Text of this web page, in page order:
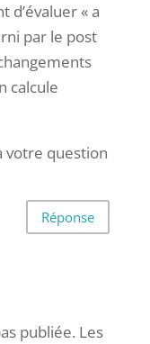
d’évaluer « a
par le post
calcule
votre question
Réponse
publiée. Les